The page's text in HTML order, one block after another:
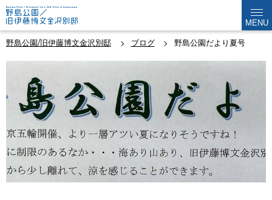
MENU
野島公園/旧伊藤博文金沢別邸 ブログ 野島公園だより夏号